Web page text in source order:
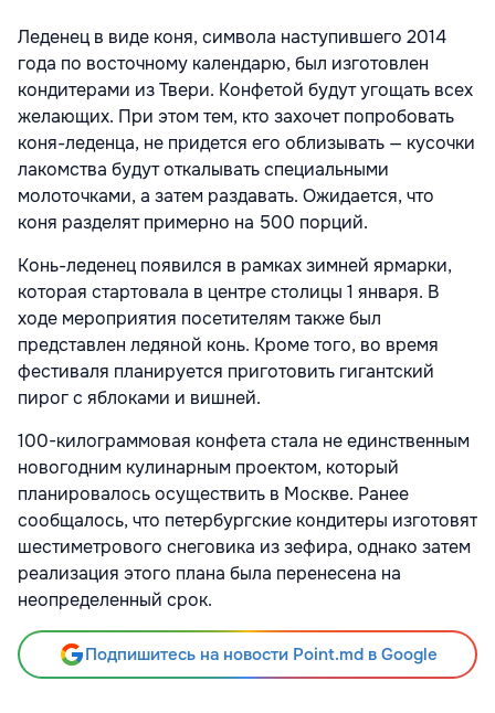
Леденец в виде коня, символа наступившего 2014
года по восточному календарю, был изготовлен
кондитерами из Твери. Конфетой будут угощать всех
желающих. При этом тем, кто захочет попробовать
коня-леденца, не придется его облизывать — кусочки
лакомства будут откалывать специальными
молоточками, а затем раздавать. Ожидается, что
коня разделят примерно на 500 порций.
Конь-леденец появился в рамках зимней ярмарки,
которая стартовала в центре столицы 1 января. В
ходе мероприятия посетителям также был
представлен ледяной конь. Кроме того, во время
фестиваля планируется приготовить гигантский
пирог с яблоками и вишней.
100-килограммовая конфета стала не единственным
новогодним кулинарным проектом, который
планировалось осуществить в Москве. Ранее
сообщалось, что петербургские кондитеры изготовят
шестиметрового снеговика из зефира, однако затем
реализация этого плана была перенесена на
неопределенный срок.
Подпишитесь на новости Point.md в Google